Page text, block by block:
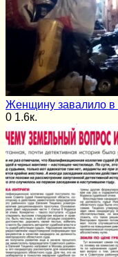
Женщину завалило в
0 1.6к.